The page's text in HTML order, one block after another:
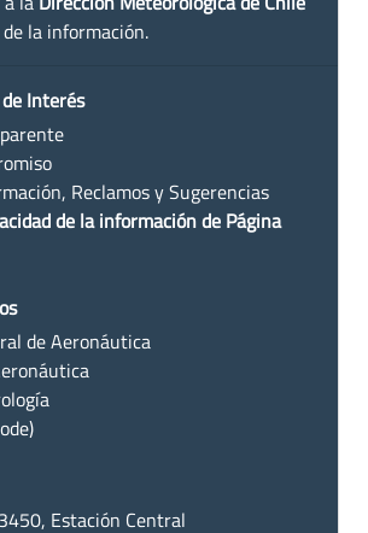
la información.
Interés
Reclamos y Sugerencias
de la información de Página
de Aeronáutica
Estación Central